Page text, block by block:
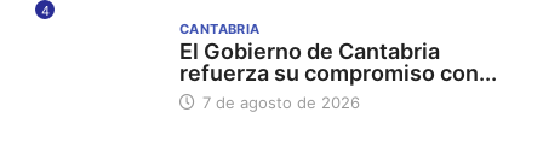
4
CANTABRIA
El Gobierno de Cantabria
refuerza su compromiso con...
7 de agosto de 2026